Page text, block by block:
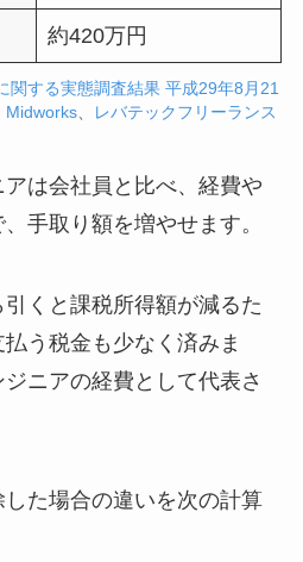
約420万円
関する実態調査結果 平成29年8月21
Midworks、 レバテックフリーランス
は会社員と比べ、経費や
手取り額を増やせます。
くと課税所得額が減るた
う税金も少なく済みま
ニアの経費として代表さ
た場合の違いを次の計算